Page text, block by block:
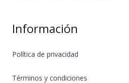
Información
Política de privacidad
Términos y condiciones